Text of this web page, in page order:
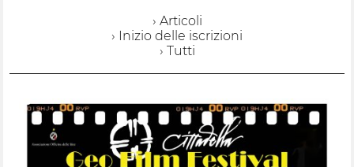
› Articoli
› Inizio delle iscrizioni
› Tutti